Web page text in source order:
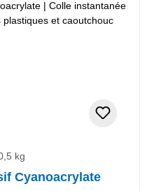
kg
Cyanoacrylate